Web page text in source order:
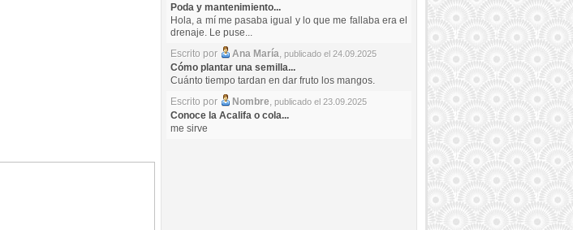
Poda y mantenimiento...
Hola, a mí me pasaba igual y lo que me fallaba era el
drenaje. Le puse...
Escrito por
Ana María, publicado el 24.09.2025
Cómo plantar una semilla...
Cuánto tiempo tardan en dar fruto los mangos.
Escrito por
Nombre, publicado el 23.09.2025
Conoce la Acalifa o cola...
me sirve